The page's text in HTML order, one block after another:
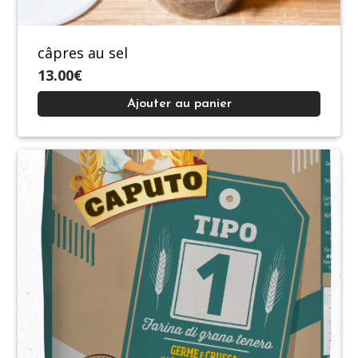
câpres au sel
13.00€
Ajouter au panier